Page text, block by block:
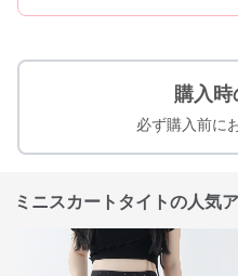
購入時
必ず購入前に
ミニスカートタイトの人気